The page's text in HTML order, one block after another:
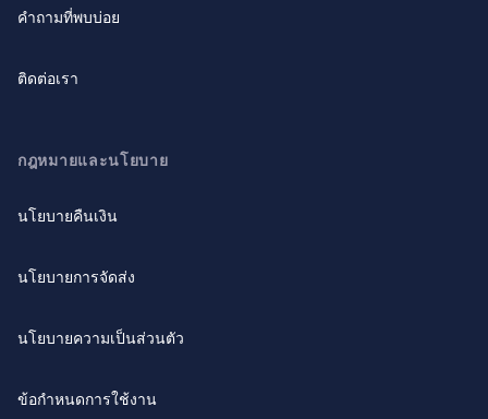
คำถามที่พบบ่อย
ติดต่อเรา
กฎหมายและนโยบาย
นโยบายคืนเงิน
นโยบายการจัดส่ง
นโยบายความเป็นส่วนตัว
ข้อกำหนดการใช้งาน